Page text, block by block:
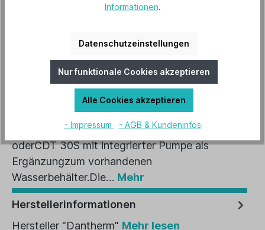
Ein Kondensateimer für den CDT 20, CDT 30
oderCDT 30S mit integrierter Pumpe als
Ergänzungzum vorhandenen
Wasserbehälter.Die… Mehr
Herstellerinformationen
Hersteller "Dantherm" Mehr lesen
Informationen.
Datenschutzeinstellungen
Nur funktionale Cookies akzeptieren
Alle Cookies akzeptieren
- Impressum - AGB & Kundeninfos